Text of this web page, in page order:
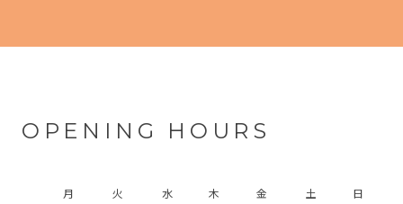
OPENING HOURS
月 火 水 木 金 土 日